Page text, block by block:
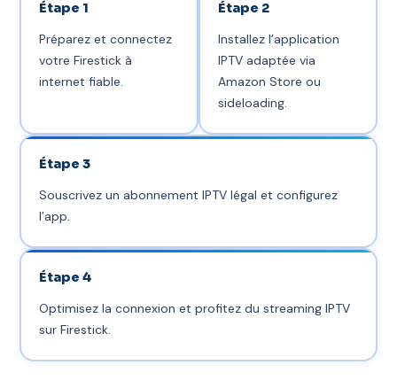
Étape 1
Préparez et connectez
votre Firestick à
internet fiable.
Étape 2
Installez l’application
IPTV adaptée via
Amazon Store ou
sideloading.
Étape 3
Souscrivez un abonnement IPTV légal et configurez
l’app.
Étape 4
Optimisez la connexion et profitez du streaming IPTV
sur Firestick.